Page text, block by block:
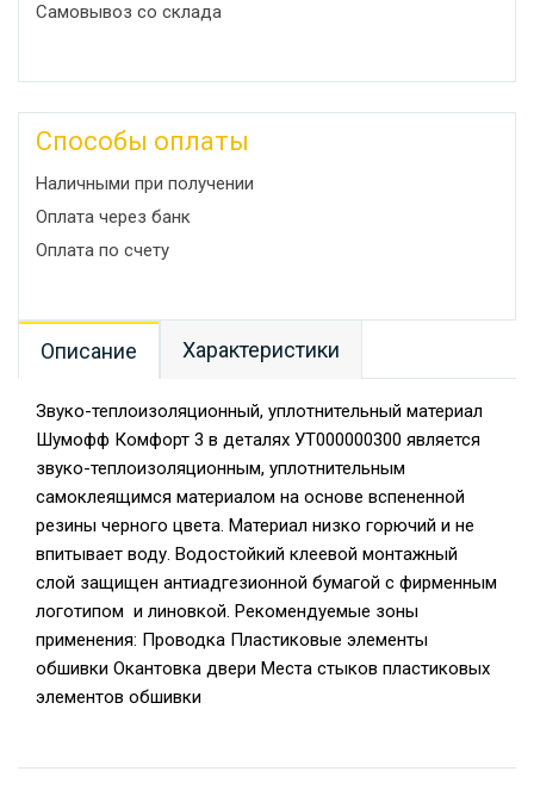
Самовывоз со склада
Способы оплаты
Наличными при получении
Оплата через банк
Оплата по счету
Описание Характеристики
Звуко-теплоизоляционный, уплотнительный материал
Шумофф Комфорт 3 в деталях УТ000000300 является
звуко-теплоизоляционным, уплотнительным
самоклеящимся материалом на основе вспененной
резины черного цвета. Материал низко горючий и не
впитывает воду. Водостойкий клеевой монтажный
слой защищен антиадгезионной бумагой с фирменным
логотипом и линовкой. Рекомендуемые зоны
применения: Проводка Пластиковые элементы
обшивки Окантовка двери Места стыков пластиковых
элементов обшивки